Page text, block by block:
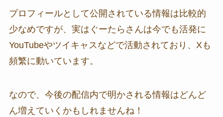
プロフィールとして公開されている情報は比較的
少なめですが、実はぐーたらさんは今でも活発に
YouTubeやツイキャスなどで活動されており、Xも
頻繁に動いています。
なので、今後の配信内で明かされる情報はどんど
ん増えていくかもしれませんね！